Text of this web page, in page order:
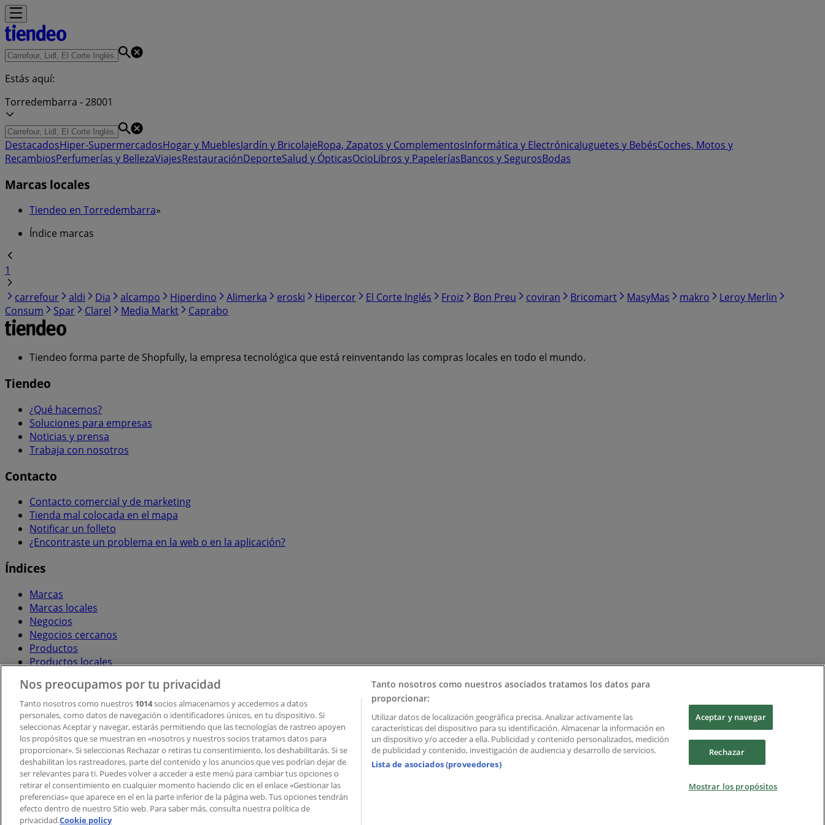
Estás aquí:
Torredembarra - 28001
DestacadosHiper-SupermercadosHogar y MueblesJardín y BricolajeRopa, Zapatos y ComplementosInformática y ElectrónicaJuguetes y BebésCoches, Motos y
RecambiosPerfumerías y BellezaViajesRestauraciónDeporteSalud y ÓpticasOcioLibros y PapeleríasBancos y SegurosBodas
Marcas locales
Tiendeo en Torredembarra»
Índice marcas
1
carrefour
aldi Dia alcampo Hiperdino Alimerka eroski Hipercor El Corte Inglés Froiz Bon Preu coviran Bricomart MasyMas makro
Leroy Merlin
Consum
Spar Clarel Media Markt Caprabo
Tiendeo forma parte de Shopfully, la empresa tecnológica que está reinventando las compras locales en todo el mundo.
Tiendeo
¿Qué hacemos?
Soluciones para empresas
Noticias y prensa
Trabaja con nosotros
Contacto
Contacto comercial y de marketing
Tienda mal colocada en el mapa
Notificar un folleto
¿Encontraste un problema en la web o en la aplicación?
Índices
Marcas
Marcas locales
Negocios
Negocios cercanos
Productos
Productos locales
Descargar la APP Tiendeo
Copyright © Tiendeo ® 2026 · Shopfully Marketing S.L.U. – Palau de Mar – 08039 Barcelona, Spain
Términos y condicionesPolítica de privacidad
Nos preocupamos por tu privacidad
Tanto nosotros como nuestros 1014socios almacenamos y accedemos a datos
personales, como datos de navegación o identificadores únicos, en tu dispositivo. Si
seleccionas Aceptar y navegar, estarás permitiendo que las tecnologías de rastreo apoyen
los propósitos que se muestran en «nosotros y nuestros socios tratamos datos para
proporcionar». Si seleccionas Rechazar o retiras tu consentimiento, los deshabilitarás. Si se
deshabilitan los rastreadores, parte del contenido y los anuncios que ves podrían dejar de
ser relevantes para ti. Puedes volver a acceder a este menú para cambiar tus opciones o
retirar el consentimiento en cualquier momento haciendo clic en el enlace «Gestionar las
preferencias» que aparece en el en la parte inferior de la página web. Tus opciones tendrán
efecto dentro de nuestro Sitio web. Para saber más, consulta nuestra política de
privacidad.Cookie policy
Tanto nosotros como nuestros asociados tratamos los datos para
proporcionar:
Utilizar datos de localización geográfica precisa. Analizar activamente las
características del dispositivo para su identificación. Almacenar la información en
un dispositivo y/o acceder a ella. Publicidad y contenido personalizados, medición
de publicidad y contenido, investigación de audiencia y desarrollo de servicios.
Lista de asociados (proveedores)
Aceptar y navegar
Rechazar
Mostrar los propósitos